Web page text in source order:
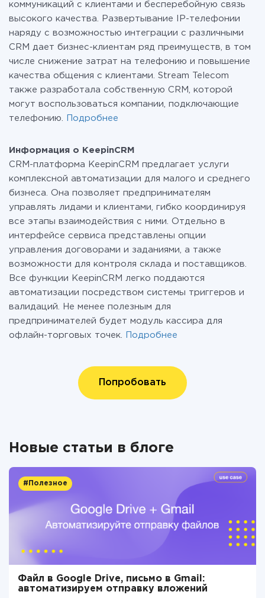
коммуникаций с клиентами и бесперебойную связь
высокого качества. Развертывание IP-телефонии
наряду с возможностью интеграции с различными
CRM дает бизнес-клиентам ряд преимуществ, в том
числе снижение затрат на телефонию и повышение
качества общения с клиентами. Stream Telecom
также разработала собственную CRM, которой
могут воспользоваться компании, подключающие
телефонию.
Подробнее
Информация о KeepinCRM
CRM-платформа KeepinCRM предлагает услуги
комплексной автоматизации для малого и среднего
бизнеса. Она позволяет предпринимателям
управлять лидами и клиентами, гибко координируя
все этапы взаимодействия с ними. Отдельно в
интерфейсе сервиса представлены опции
управления договорами и заданиями, а также
возможности для контроля склада и поставщиков.
Все функции KeepinCRM легко поддаются
автоматизации посредством системы триггеров и
валидаций. Не менее полезным для
предпринимателей будет модуль кассира для
офлайн-торговых точек.
Подробнее
Попробовать
Новые статьи в блоге
#Полезное
Файл в Google Drive, письмо в Gmail:
автоматизируем отправку вложений